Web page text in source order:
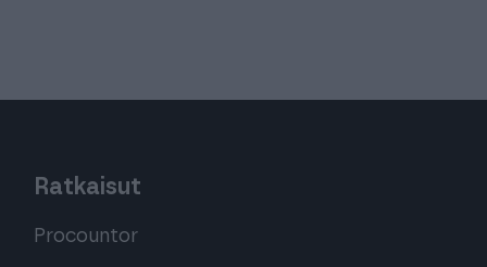
Ratkaisut
Procountor